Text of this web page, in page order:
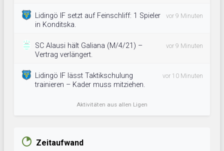
Lidingö IF setzt auf Feinschliff: 1 Spieler
in Konditska.
vor 9 Minuten
SC Alausi hält Galiana (M/4/21) –
Vertrag verlängert.
vor 9 Minuten
Lidingö IF lässt Taktikschulung
trainieren – Kader muss mitziehen.
vor 10 Minuten
Aktivitäten aus allen Ligen
Zeitaufwand